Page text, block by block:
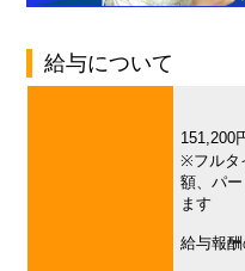
給与について
151,200
※フルタ
額、パ
ます
給与報